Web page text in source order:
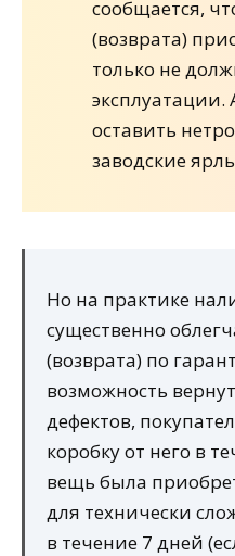
сообщается,
(возврата)
только не
эксплуатации.
оставить
заводские
Но на практике
существенно
(возврата) по
возможность
дефектов,
коробку от него в
вещь была
для технически
в течение 7 дней